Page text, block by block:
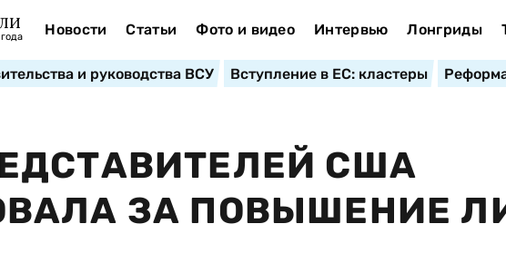
Новости Статьи Фото и видео Интервью Лонгриды
и руководства ВСУ Вступление в ЕС: кластеры
США
ЗА ПОВЫШЕНИЕ